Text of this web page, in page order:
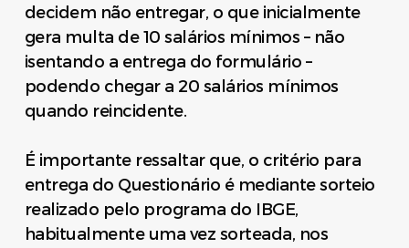
decidem não entregar, o que inicialmente
gera multa de 10 salários mínimos – não
isentando a entrega do formulário –
podendo chegar a 20 salários mínimos
quando reincidente.
É importante ressaltar que, o critério para
entrega do Questionário é mediante sorteio
realizado pelo programa do IBGE,
habitualmente uma vez sorteada, nos